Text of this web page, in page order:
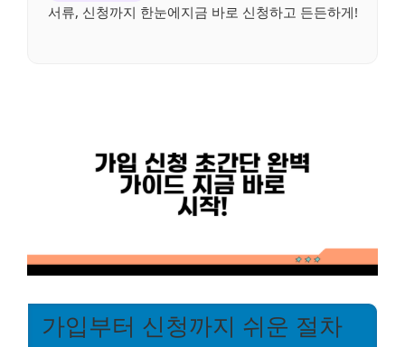
서류, 신청까지 한눈에지금 바로 신청하고 든든하게!
가입부터 신청까지 쉬운 절차